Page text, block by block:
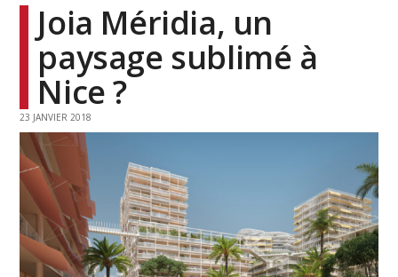
Joia Méridia, un
paysage sublimé à
Nice ?
23 JANVIER 2018